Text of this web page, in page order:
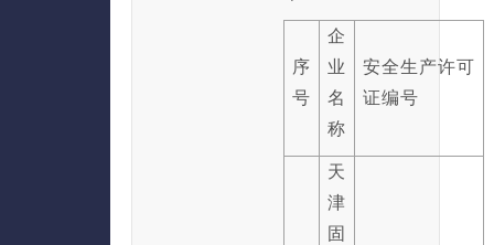
序
号
企
业
名
称
安全生产许可
证编号
天
津
固